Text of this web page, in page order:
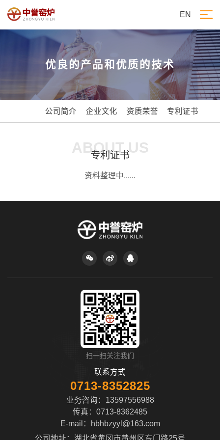
EN
优良的产品和优质的技术
公司简介 企业文化 资质荣誉 专利证书
ABOUT US
专利证书
资料整理中......
扫一扫关注我们
联系方式
0713-8352825
业务咨询：13597556988
传真：0713-8362485
E-mail：
hbhbzyyl@163.com
公司地址：湖北省黄冈市黄州区东门路25号